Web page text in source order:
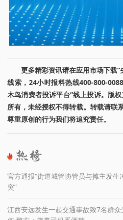
更多精彩资讯请在应用市场下载
线索，24小时报料热线400-800-
木鸟消费者投诉平台”线上投诉。版
所有，未经授权不得转载。转载请
尊重原创的行为我们将追究责任。
官方通报“街道城管协管员与摊主发生
突”
江西安远发生一起交通事故致7名群众